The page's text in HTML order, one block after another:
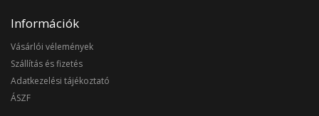
Információk
Vásárlói vélemények
Szállítás és fizetés
Adatkezelési tájékoztató
ÁSZF